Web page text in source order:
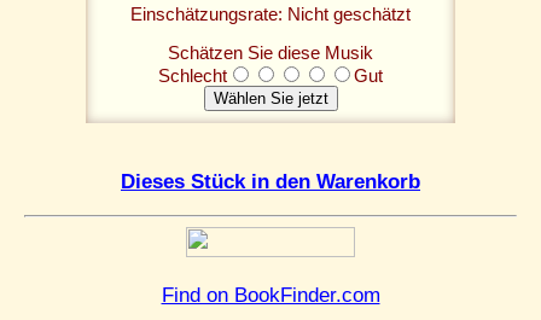
Einschätzungsrate: Nicht geschätzt
Schätzen Sie diese Musik
Schlecht
Gut
Dieses Stück in den Warenkorb
Find on BookFinder.com